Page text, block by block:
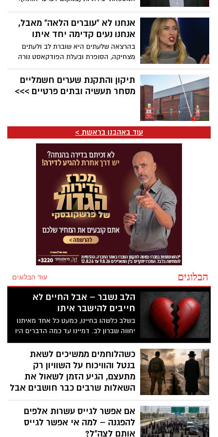
אנחנו לא "עוברים הלאה" מאבל,
אנחנו נעים קדימה יחד איתו
בהרצאה שלעתים היא שוברת לב ולעתים
מצחיקה, הסופרת ובעלת הפודקאסט נורה
מקלנרי חולקת את חכמת החיים שלה. הגישה
הכנה שלה למשהו שעתיד, אם נודה בזה,
להשפיע על כונלו, היא משחררת כמו שהיא
שוב", היא אומרת. "הם הולכים לנוע קדימה,
אבל זה לא אומר שהם התקדמו הלאה".
תיקון והתקנת שערים חשמליים
מסחר תעשיה ובתים פרטיים >>>
עוד באהבנו בראשת >
הבלוגים עוד הבלוגים
הלב נשבר – אבל החיים לא
חייבים להישבר איתו
בשלב כלשהו בחיינו, כמעט כל אחד מאיתנו
יחווה שברון לב. דמיינו עד כמה הדברים היו
יכולים להיות שונים אילו היינו מעניקים יותר
תשומת לב לכאב הרגשי הייחודי הזה.
הפסיכולוג גיא וינץ' מסביר כי ההחלמה
משברון לב מתחילה בהחלטה מודעת להילחם
בדחף הטבעי שלנו לייפות את העבר ולחפש
תשובות שפשוט אינן קיימות. הוא מציע ארגז
כלים מעשי שיעזור לנו, בהדרגה, להשתחרר
מהכאב ולהמשיך הלאה. הלב שלנו אולי נשבר
לפעמים, אבל אנחנו לא חייבים להישבר יחד
איתו.
כשהלוחמים ממשיכים לשאת
בנטל והוויכוח על השוויון רק
מתעצם, הגיע הזמן לשאול את
השאלות שרבים כבר חושבים אבל
חוששים לומר בקול
בשנים האחרונות, וביתר שאת מאז 7
באוקטובר, אני מרגישה שיותר ויותר ישראלים
מסתובבים עם שאלות קשות שהם כבר
אם אפשר לגייס עשרות אלפים
להפגנה – למה אי אפשר לגייס
אותם לצה"ל?